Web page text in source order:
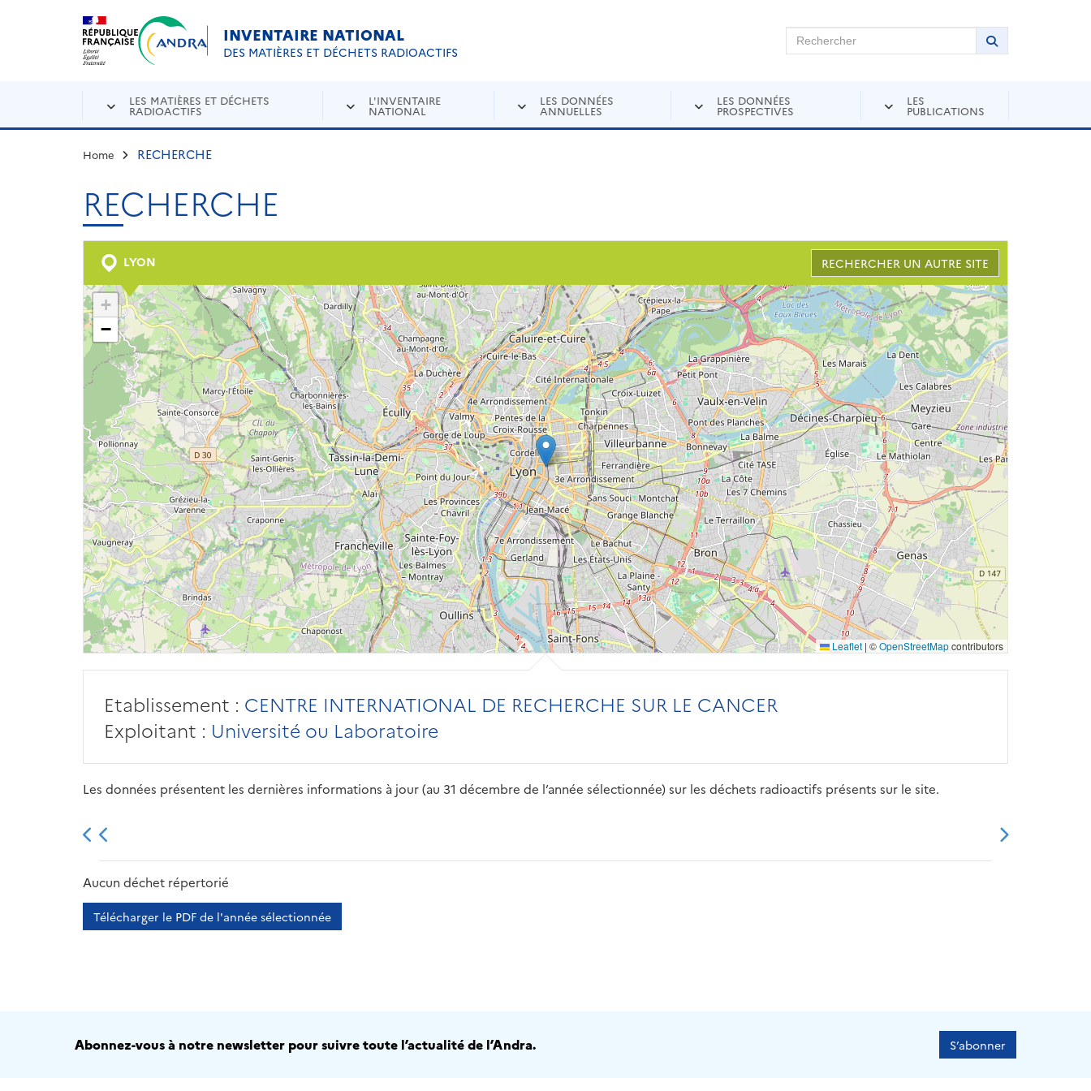
Aller au contenu principal
INVENTAIRE NATIONAL
DES MATIÈRES ET DÉCHETS RADIOACTIFS
Rechercher sur Andra Inventaire Rechercher
Lancer la
LES MATIÈRES ET DÉCHETS
RADIOACTIFS
L'INVENTAIRE
NATIONAL
LES DONNÉES
ANNUELLES
LES DONNÉES
PROSPECTIVES
LES
PUBLICATIONS
Home RECHERCHE
RECHERCHE
LYON RECHERCHER UN AUTRE SITE
+
−
Leaflet | ©OpenStreetMapcontributors
Etablissement : CENTRE INTERNATIONAL DE RECHERCHE SUR LE CANCER
Exploitant : Université ou Laboratoire
Les données présentent les dernières informations à jour (au 31 décembre de l’année sélectionnée) sur les déchets radioactifs présents sur le site.
2013 2014
Aucun déchet répertorié
Télécharger le PDF de l'année sélectionnée
Abonnez-vous à notre newsletter pour suivre toute l’actualité de l’Andra. S’abonner